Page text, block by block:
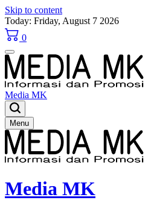
Skip to content
Today: Friday, August 7 2026
0
Media MK
Menu
Media MK